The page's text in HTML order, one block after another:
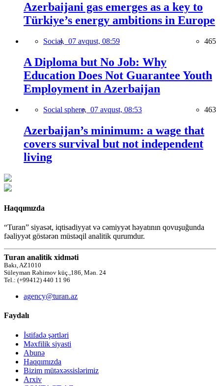
Azerbaijani gas emerges as a key to
Türkiye’s energy ambitions in Europe
Social, 07 avqust, 08:59 465
A Diploma but No Job: Why
Education Does Not Guarantee Youth
Employment in Azerbaijan
Social sphere, 07 avqust, 08:53 463
Azerbaijan’s minimum: a wage that
covers survival but not independent
living
Haqqımızda
“Turan” siyasət, iqtisadiyyat və cəmiyyət həyatının qovuşuğunda
fəaliyyət göstərən müstəqil analitik qurumdur.
Turan analitik xidməti
Bakı, AZ1010
Süleyman Rəhimov küç.,186, Mən. 24
Tel.: (+99412) 440 11 96
agency@turan.az
Faydalı
İstifadə şərtləri
Məxfilik siyasti
Abunə
Haqqımızda
Bizim mütəxəssislərimiz
Arxiv